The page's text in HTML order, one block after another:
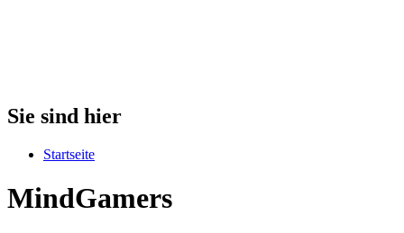
Sie sind hier
Startseite
MindGamers